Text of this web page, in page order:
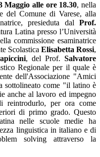
Maggio alle ore 18.30, nella
del Comune di Varese, alla
presieduta dal Prof.
Latina presso l’Università
commissione esaminatrice
Scolastica Elisabetta Rossi,
, del Prof.Salvatore
Regionale per il quale è
dell'Associazione "Amici
sottolineato come "il latino è
anche al lavoro ed impegno
reintrodurlo, per ora come
di primo grado. Questo
nelle scuole medie ha
linguistica in italiano e di
solving attraverso la